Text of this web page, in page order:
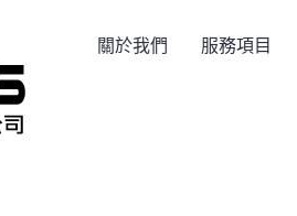
關於我們 服務項目